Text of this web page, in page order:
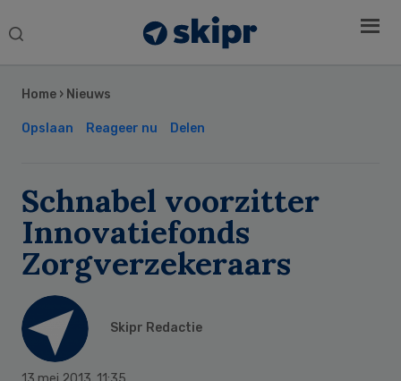
Search
Home › Nieuws
Opslaan Reageer nu Delen
Schnabel voorzitter
Innovatiefonds
Zorgverzekeraars
Skipr Redactie
Sidebar